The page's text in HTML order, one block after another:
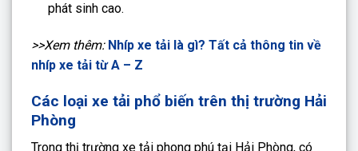
phát sinh cao.
>>Xem thêm: Nhíp xe tải là gì? Tất cả thông tin về
nhíp xe tải từ A – Z
Các loại xe tải phổ biến trên thị trường Hải
Phòng
Trong thị trường xe tải phong phú tại Hải Phòng, có